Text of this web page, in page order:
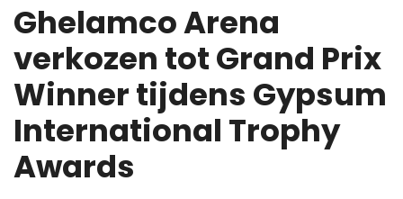
Ghelamco Arena
verkozen tot Grand Prix
Winner tijdens Gypsum
International Trophy
Awards